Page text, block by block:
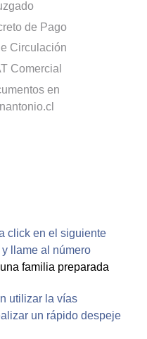
de Pago
Circulación
Comercial
en
click en el siguiente
y llame al número
familia preparada
utilizar la vías
un rápido despeje